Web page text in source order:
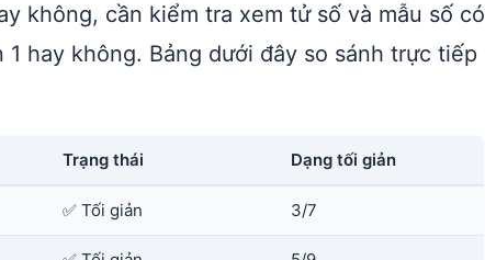
không, cần kiểm tra xem tử số và mẫu số có
hay không. Bảng dưới đây so sánh trực tiếp
Trạng thái Dạng tối giản
✅ Tối giản 3/7